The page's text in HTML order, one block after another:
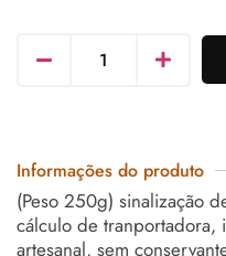
Informações do produto
(Peso 250g) sinalização
cálculo de tranportadora,
artesanal, sem